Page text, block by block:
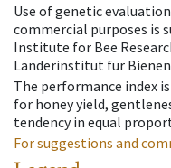
Use of genetic
commercial purposes is
Institute for Bee
Länderinstitut für
The performance index
for honey yield,
tendency in equal
For suggestions and